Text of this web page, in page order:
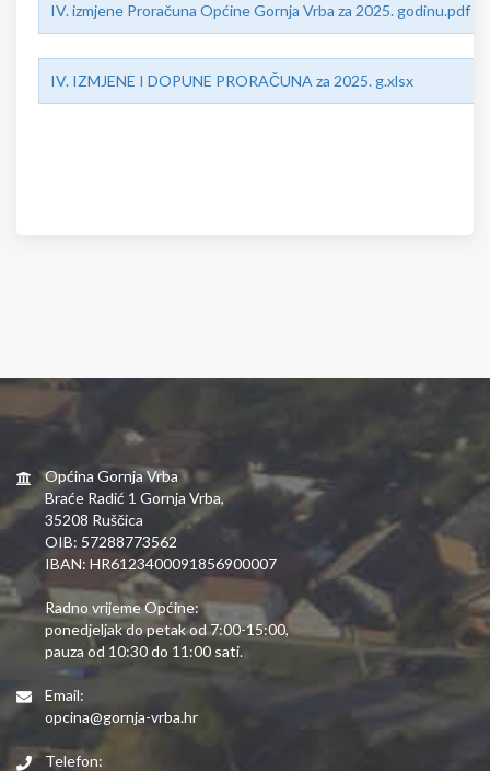
IV. izmjene Proračuna Općine Gornja Vrba za 2025. godinu.pdf
IV. IZMJENE I DOPUNE PRORAČUNA za 2025. g.xlsx
Općina Gornja Vrba
Braće Radić 1 Gornja Vrba,
35208 Ruščica
OIB: 57288773562
IBAN: HR6123400091856900007
Radno vrijeme Općine:
ponedjeljak do petak od 7:00-15:00,
pauza od 10:30 do 11:00 sati.
Email:
opcina@gornja-vrba.hr
Telefon: